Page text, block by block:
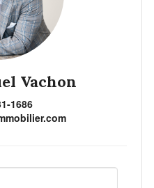
Vachon
1686